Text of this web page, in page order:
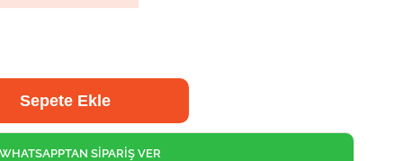
SİPARİŞ VER